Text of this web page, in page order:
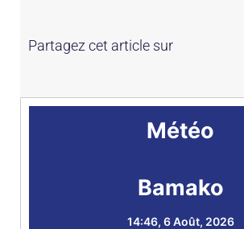
Partagez cet article sur
Météo
Bamako
14:46, 6 Août, 2026